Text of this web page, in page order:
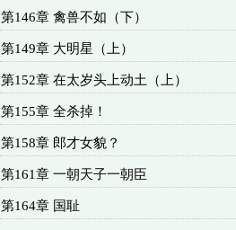
第146章 禽兽不如（下）
第149章 大明星（上）
第152章 在太岁头上动土（上）
第155章 全杀掉！
第158章 郎才女貌？
第161章 一朝天子一朝臣
第164章 国耻